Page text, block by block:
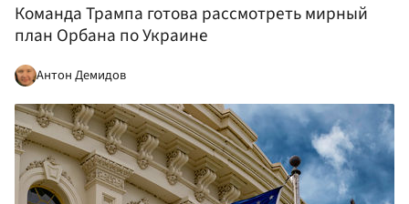
Команда Трампа готова рассмотреть мирный
план Орбана по Украине
Антон Демидов